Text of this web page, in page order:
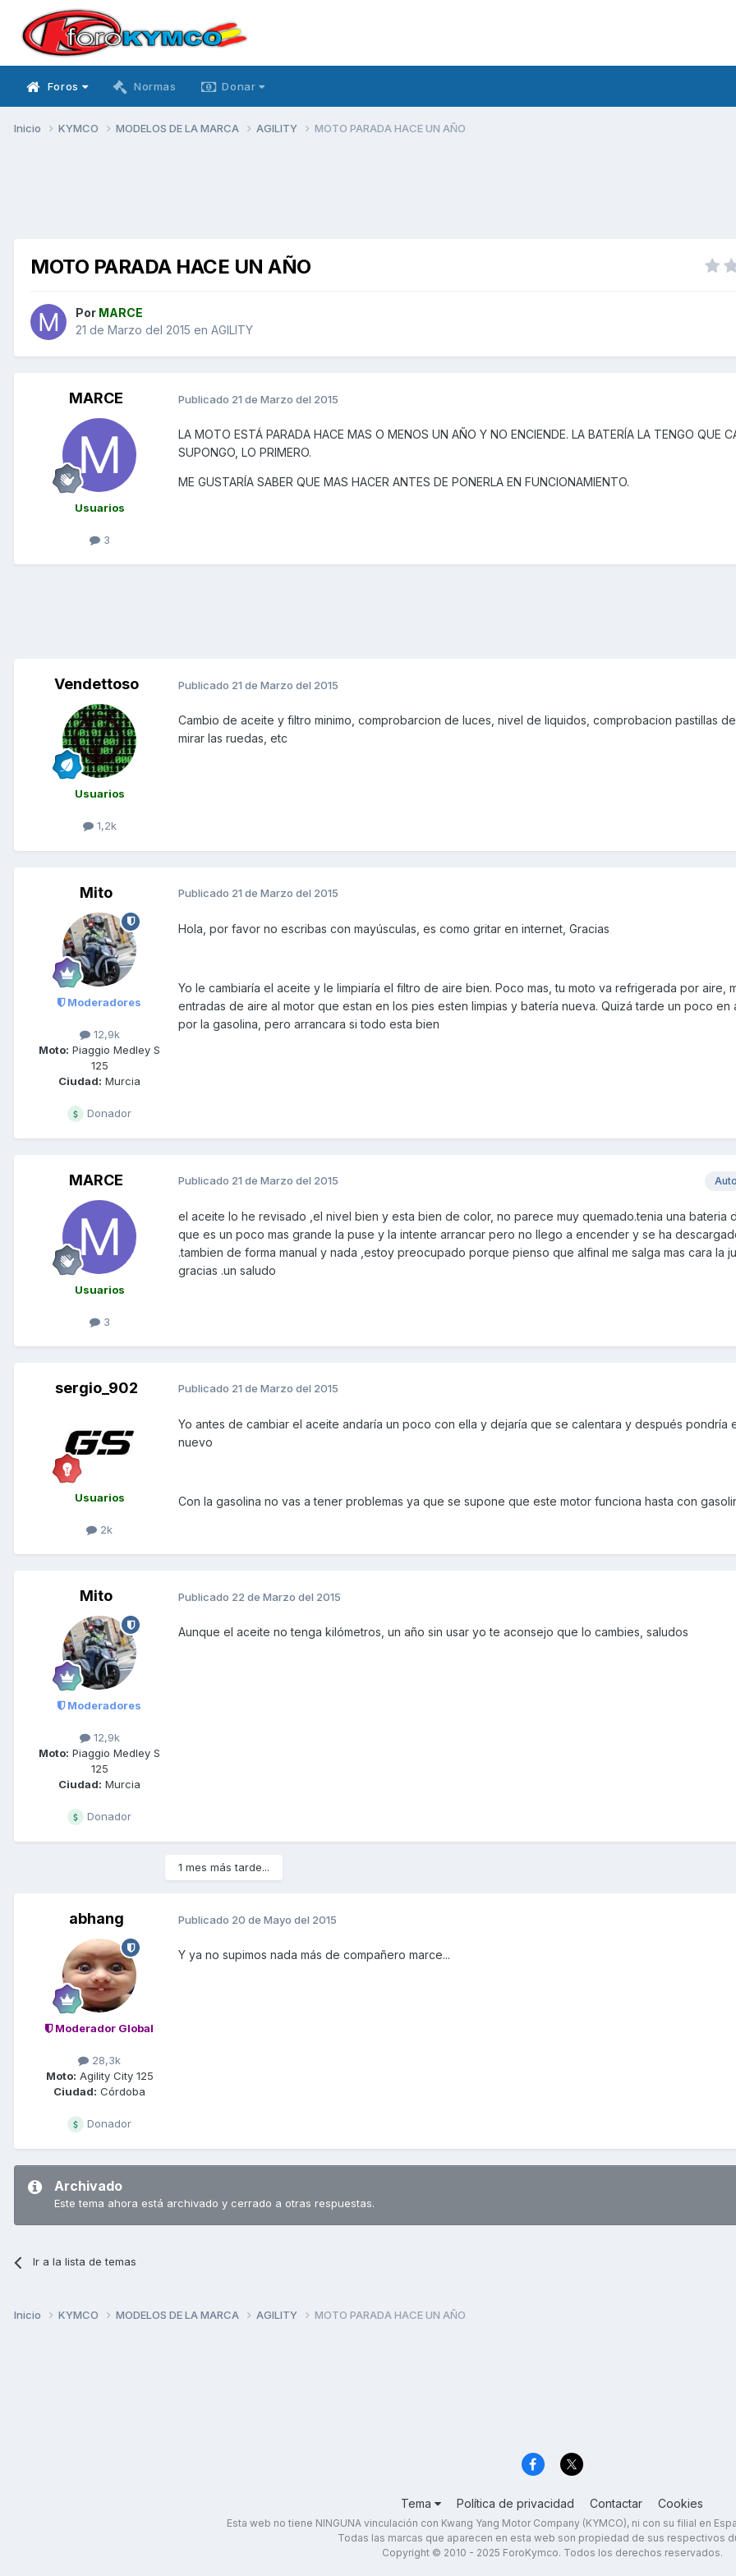
Foros Normas Donar
Inicio KYMCO MODELOS DE LA MARCA AGILITY MOTO PARADA HACE UN AÑO
MOTO PARADA HACE UN AÑO
Por MARCE
21 de Marzo del 2015 en AGILITY
MARCE
Usuarios
3
Publicado 21 de Marzo del 2015
LA MOTO ESTÁ PARADA HACE MAS O MENOS UN AÑO Y NO ENCIENDE. LA BATERÍA LA TENGO QUE
SUPONGO, LO PRIMERO.
ME GUSTARÍA SABER QUE MAS HACER ANTES DE PONERLA EN FUNCIONAMIENTO.
Vendettoso
Usuarios
1,2k
Publicado 21 de Marzo del 2015
Cambio de aceite y filtro minimo, comprobarcion de luces, nivel de liquidos, comprobacion pastillas
mirar las ruedas, etc
Mito
Moderadores
12,9k
Moto: Piaggio Medley S
125
Ciudad: Murcia
Donador
Publicado 21 de Marzo del 2015
Hola, por favor no escribas con mayúsculas, es como gritar en internet, Gracias
Yo le cambiaría el aceite y le limpiaría el filtro de aire bien. Poco mas, tu moto va refrigerada por aire,
entradas de aire al motor que estan en los pies esten limpias y batería nueva. Quizá tarde un poco en
por la gasolina, pero arrancara si todo esta bien
MARCE
Usuarios
3
Publicado 21 de Marzo del 2015
el aceite lo he revisado ,el nivel bien y esta bien de color, no parece muy quemado.tenia una bateria
que es un poco mas grande la puse y la intente arrancar pero no llego a encender y se ha
.tambien de forma manual y nada ,estoy preocupado porque pienso que alfinal me salga mas cara la
gracias .un saludo
sergio_902
Usuarios
2k
Publicado 21 de Marzo del 2015
Yo antes de cambiar el aceite andaría un poco con ella y dejaría que se calentara y después pondría
nuevo
Con la gasolina no vas a tener problemas ya que se supone que este motor funciona hasta con
Mito
Moderadores
12,9k
Moto: Piaggio Medley S
125
Ciudad: Murcia
Donador
Publicado 22 de Marzo del 2015
Aunque el aceite no tenga kilómetros, un año sin usar yo te aconsejo que lo cambies, saludos
1 mes más tarde...
abhang
Moderador Global
28,3k
Moto: Agility City 125
Ciudad: Córdoba
Donador
Publicado 20 de Mayo del 2015
Y ya no supimos nada más de compañero marce...
Archivado
Este tema ahora está archivado y cerrado a otras respuestas.
Ir a la lista de temas
Inicio KYMCO MODELOS DE LA MARCA AGILITY MOTO PARADA HACE UN AÑO
Tema Política de privacidad Contactar Cookies
Esta web no tiene NINGUNA vinculación con Kwang Yang Motor Company (KYMCO), ni con su filial en
Todas las marcas que aparecen en esta web son propiedad de sus respectivos
Copyright © 2010 - 2025 ForoKymco. Todos los derechos reservados.